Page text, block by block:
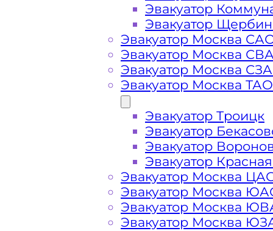
Стоимость
услуг
эвакуатора на
Подольском
Эвакуатор
Эвакуатор
Эвакуатор Москва
Эвакуатор Москва
Эвакуатор Москва
Эвакуатор Москва ТАО
Эвакуатор Троицк
Эвакуатор
Эвакуатор
Эвакуатор
Эвакуатор Москва
Эвакуатор Москва
Эвакуатор Москва
Эвакуатор Москва